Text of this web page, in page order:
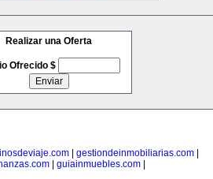
Realizar una Oferta
Ofrecido $
| gestiondeinmobiliarias.com|
| guiainmuebles.com|